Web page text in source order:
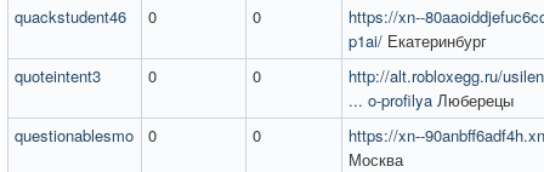
quackstudent46
0 0
https://xn--
p1ai/ Екатеринбург
quoteintent3
0 0
http://alt.robloxegg.ru/
... o-profilya Люберецы
questionablesmo
0 0
https://xn--
Москва